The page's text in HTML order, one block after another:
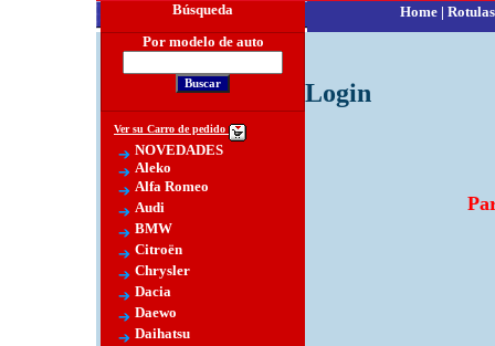
Búsqueda Home| Rotulas
Por modelo de auto
Ver su Carro de pedido
NOVEDADES
Aleko
Alfa Romeo
Audi
BMW
Citroën
Chrysler
Dacia
Daewo
Daihatsu
Login